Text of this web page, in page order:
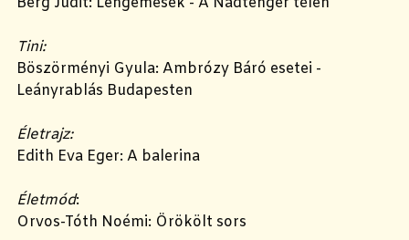
Tini:
Böszörményi Gyula: Ambrózy Báró esetei -
Leányrablás Budapesten
Életrajz:
Edith Eva Eger: A balerina
Életmód:
Orvos-Tóth Noémi: Örökölt sors